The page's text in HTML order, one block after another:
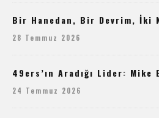
Bir Hanedan, Bir Devrim, İki
28 Temmuz 2026
49ers’ın Aradığı Lider: Mike
24 Temmuz 2026